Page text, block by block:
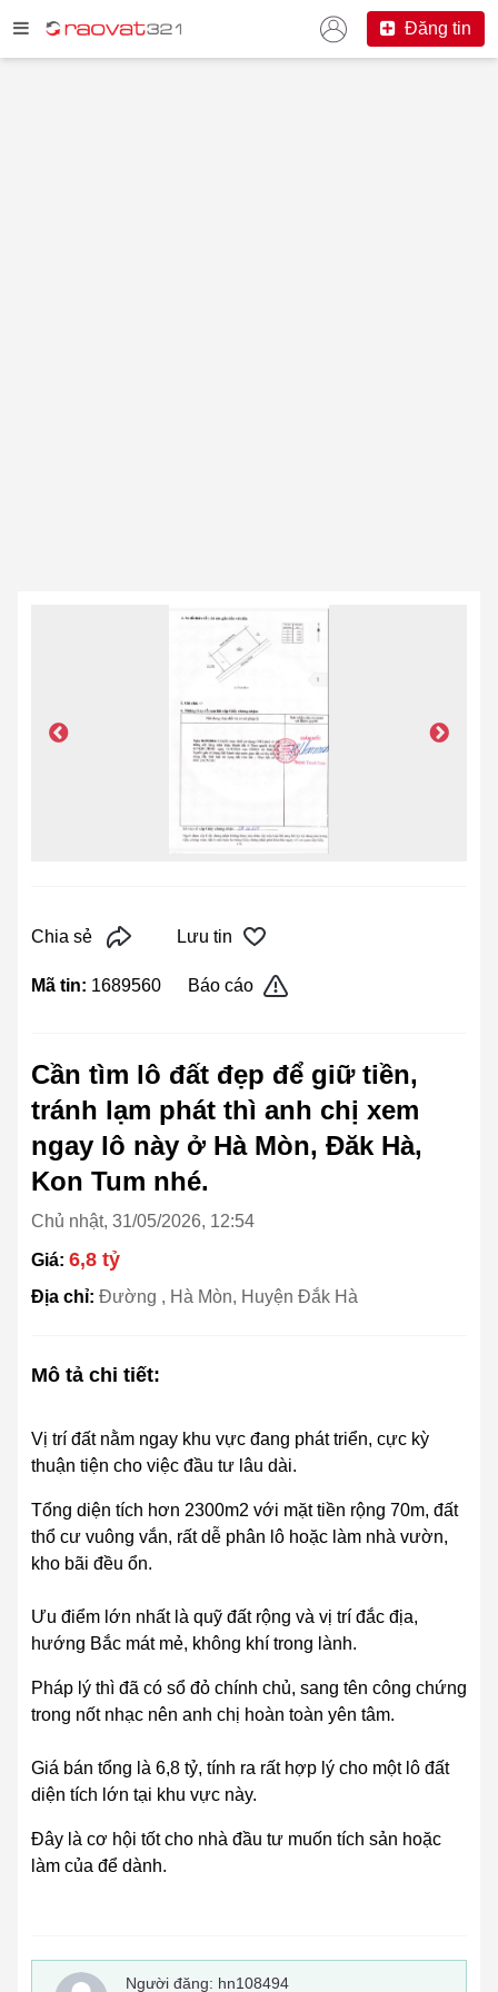
Đăng tin
Chia sẻ Lưu tin
Mã tin: 1689560 Báo cáo
Cần tìm lô đất đẹp để giữ tiền,
tránh lạm phát thì anh chị xem
ngay lô này ở Hà Mòn, Đăk Hà,
Kon Tum nhé.
Chủ nhật, 31/05/2026, 12:54
Giá: 6,8 tỷ
Địa chỉ: Đường , Hà Mòn, Huyện Đắk Hà
Mô tả chi tiết:
Vị trí đất nằm ngay khu vực đang phát triển, cực kỳ
thuận tiện cho việc đầu tư lâu dài.
Tổng diện tích hơn 2300m2 với mặt tiền rộng 70m, đất
thổ cư vuông vắn, rất dễ phân lô hoặc làm nhà vườn,
kho bãi đều ổn.
Ưu điểm lớn nhất là quỹ đất rộng và vị trí đắc địa,
hướng Bắc mát mẻ, không khí trong lành.
Pháp lý thì đã có sổ đỏ chính chủ, sang tên công chứng
trong nốt nhạc nên anh chị hoàn toàn yên tâm.
Giá bán tổng là 6,8 tỷ, tính ra rất hợp lý cho một lô đất
diện tích lớn tại khu vực này.
Đây là cơ hội tốt cho nhà đầu tư muốn tích sản hoặc
làm của để dành.
Người đăng: hn108494